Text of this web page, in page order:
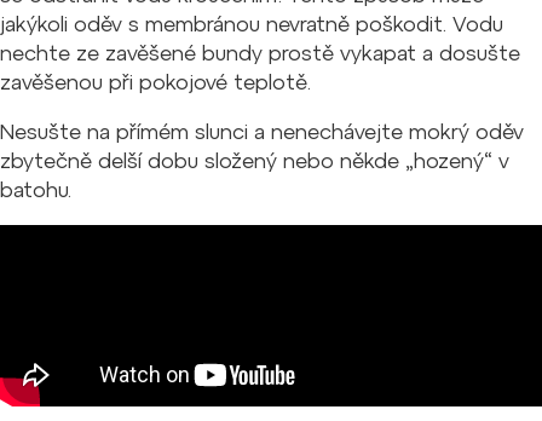
jakýkoli oděv s membránou nevratně poškodit. Vodu
nechte ze zavěšené bundy prostě vykapat a dosušte
zavěšenou při pokojové teplotě.
Nesušte na přímém slunci a nenechávejte mokrý oděv
zbytečně delší dobu složený nebo někde „hozený“ v
batohu.